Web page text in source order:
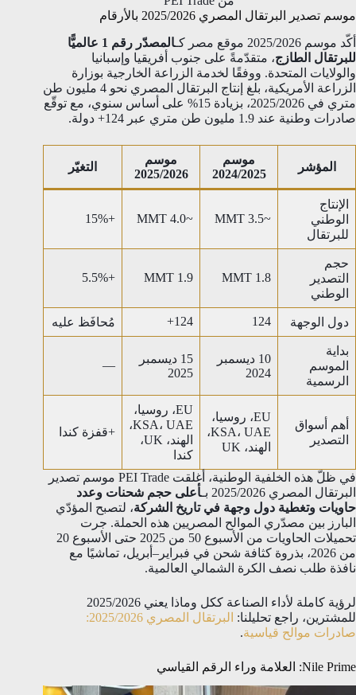
موسم تصدير البرتقال المصري 2025/2026 بالأرقام
أكّد موسم 2025/2026 موقع مصر كـ
المصدّر رقم 1 عالميًّا
للبرتقال الطازج، متقدّمةً على جنوب أفريقيا وإسبانيا
والولايات المتحدة. ووفقًا لخدمة الزراعة الخارجية بوزارة
الزراعة الأمريكية، بلغ إنتاج البرتقال المصري نحو 4 مليون طن
متري في 2025/2026، بزيادة 15% على أساس سنوي، مع توقّع
صادرات وطنية عند 1.9 مليون طن متري عبر 124+ دولة.
المؤشر
موسم
2024/2025
موسم
2025/2026
التغيّر
الإنتاج
الوطني
للبرتقال
~3.5 MMT
~4.0 MMT
+15%
حجم
التصدير
الوطني
1.8 MMT
1.9 MMT
+5.5%
دول الوجهة 124
124+ مُحافَظ عليه
بداية
الموسم
الرسمية
10 ديسمبر
2024
15 ديسمبر
2025
—
أهم أسواق
التصدير
EU، روسيا،
KSA، UAE،
الهند، UK
EU، روسيا،
KSA، UAE،
الهند، UK،
كندا
+قفزة كندا
في ظلّ هذه الخلفية الوطنية، أغلقت PEI Trade موسم تصدير
البرتقال المصري 2025/2026 بـ
أعلى حجم شحنات وعدد
حاويات وتغطية دول وجهة في تاريخ الشركة، لتصبح المؤدّي
البارز بين مصدّري الموالح المصريين هذه الحملة. جرت
تحميلات الحاويات من الأسبوع 50 من 2025 حتى الأسبوع 20
من 2026، بذروة كثافة شحن في فبراير–أبريل، تماشيًا مع
نافذة طلب نصف الكرة الشمالي العالمية.
لرؤية كاملة لأداء الصناعة ككل وماذا يعني 2025/2026
للمشترين، راجع تحليلنا:
البرتقال المصري 2025/2026:
صادرات موالح قياسية.
Nile Prime: العلامة وراء الرقم القياسي